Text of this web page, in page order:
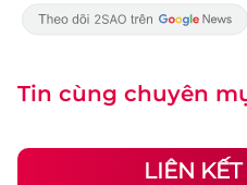
Tin cùng chuyên
LIÊN